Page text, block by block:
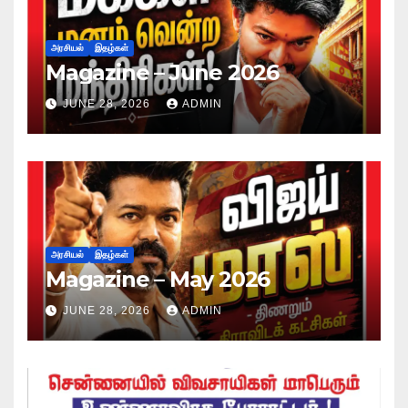
அரசியல் இதழ்கள்
Magazine – June 2026
JUNE 28, 2026 ADMIN
அரசியல் இதழ்கள்
Magazine – May 2026
JUNE 28, 2026 ADMIN